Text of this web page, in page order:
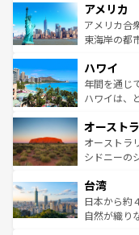
ンツ一覧を
の建物がそ
博物館もあ
ことができ
ば市内交通費
着のスイス
アメリカ
アメリカ合
東海岸の都
のような巨
ンメントが
西部には大
部のニュー
文化が魅力
しみながら
ならではの贅沢な
情報はコン
ハワイ
年間を通じ
ハワイは、
ワイ島は見
島だが、静
おすすめ。
れるおもて
人々、おい
ク、伝統的
オースト
オーストラ
シドニーの
リアリーフ
ク）、タス
ど、見どこ
台湾
日本から約
自然が織り